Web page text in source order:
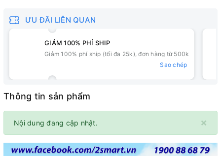
ƯU ĐÃI LIÊN QUAN
GIẢM 100% PHÍ SHIP
Giảm 100% phí ship (tối đa 25k), đơn hàng từ 500k
Sao chép
Thông tin sản phẩm
×
Nội dung đang cập nhật.